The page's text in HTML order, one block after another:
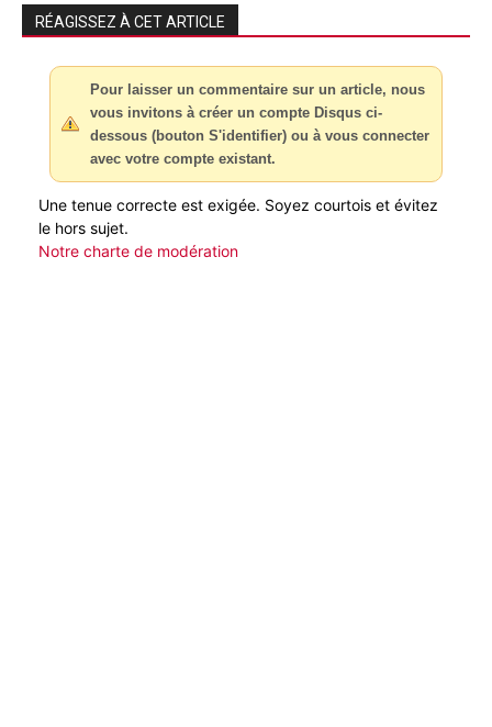
RÉAGISSEZ À CET ARTICLE
Pour laisser un commentaire sur un article, nous
vous invitons à créer un compte Disqus ci-
dessous (bouton S'identifier) ou à vous connecter
avec votre compte existant.
Une tenue correcte est exigée. Soyez courtois et évitez
le hors sujet.
Notre charte de modération